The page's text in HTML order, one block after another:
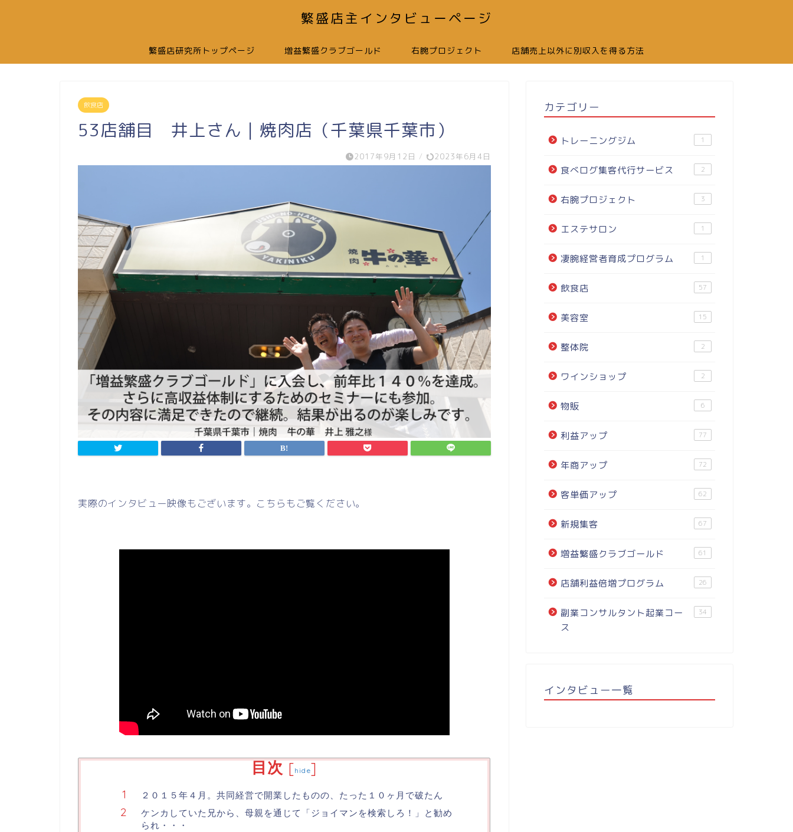
繁盛店主インタビューページ
繁盛店研究所トップページ 増益繁盛クラブゴールド 右腕プロジェクト 店舗売上以外に別収入を得る方法
飲食店
53店舗目 井上さん｜焼肉店（千葉県千葉市）
2017年9月12日 / 2023年6月4日
実際のインタビュー映像もございます。こちらもご覧ください。
目次 [hide]
２０１５年４月。共同経営で開業したものの、たった１０ヶ月で破たん
ケンカしていた兄から、母親を通じて「ジョイマンを検索しろ！」と勧め
られ・・・
カテゴリー
トレーニングジム 1
食べログ集客代行サービス 2
右腕プロジェクト 3
エステサロン 1
凄腕経営者育成プログラム 1
飲食店 57
美容室 15
整体院 2
ワインショップ 2
物販 6
利益アップ 77
年商アップ 72
客単価アップ 62
新規集客 67
増益繁盛クラブゴールド 61
店舗利益倍増プログラム 26
副業コンサルタント起業コー
ス
34
インタビュー一覧